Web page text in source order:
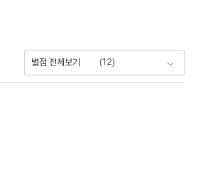
별점 전체보기 (12)